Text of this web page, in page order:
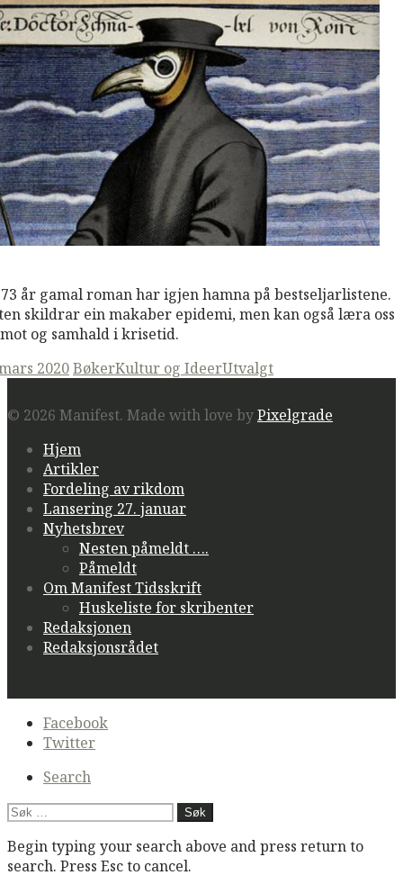
år gamal roman har igjen hamna på bestseljarlistene.
skildrar ein makaber epidemi, men kan også læra oss
og samhald i krisetid.
2020BøkerKultur og IdeerUtvalgt
© 2026 Manifest. Made with love byPixelgrade
Hjem
Artikler
Fordeling av rikdom
Lansering 27. januar
Nyhetsbrev
Nesten påmeldt ….
Påmeldt
Om Manifest Tidsskrift
Huskeliste for skribenter
Redaksjonen
Redaksjonsrådet
Secondary
navigation
Facebook
Twitter
Search
Søk
Begin typing your search above and press return to
search. Press Esc to cancel.